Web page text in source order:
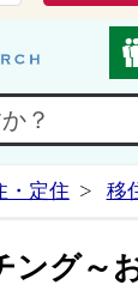
・定住 移
ング～